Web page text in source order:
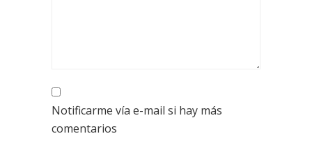
Notificarme vía e-mail si hay más
comentarios